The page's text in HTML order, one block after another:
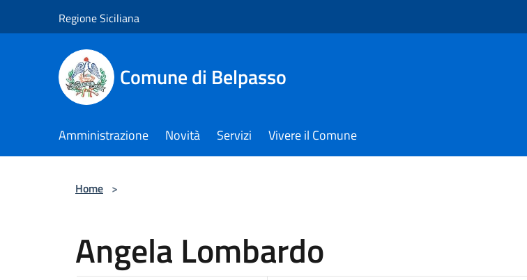
Regione Siciliana
Comune di Belpasso
Amministrazione Novità Servizi Vivere il Comune
Home >
Angela Lombardo